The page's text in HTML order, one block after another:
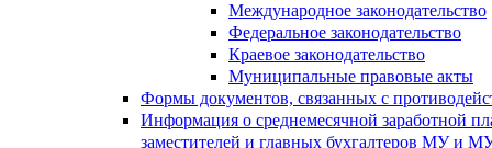
Международное законодательство
Федеральное законодательство
Краевое законодательство
Муниципальные правовые акты
Формы документов, связанных с
Информация о среднемесячной заработной
заместителей и главных бухгалтеров МУ и